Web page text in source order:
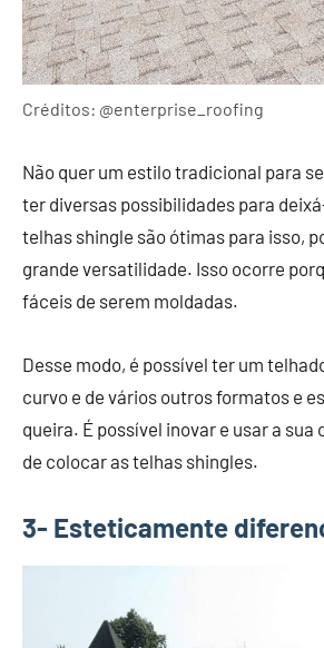
Créditos: @enterprise_roofing
Não quer um estilo tradicional para
ter diversas possibilidades para
telhas shingle são ótimas para isso,
grande versatilidade. Isso ocorre
fáceis de serem moldadas.
Desse modo, é possível ter um
curvo e de vários outros formatos e
queira. É possível inovar e usar a
de colocar as telhas shingles.
3- Esteticamente